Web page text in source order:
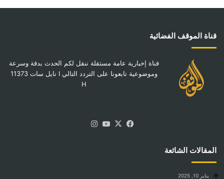
قناة الموقف الفضائية
قناة إخبارية عامة مستقلة ننقل لكم الحدث بدقة وسرعة
وموضوعية تابعونا على التردد التالي I نايل سات 11373
H
فيسبوك
‫X
‫YouTube
المقالات الشائعة
يناير 10, 2025